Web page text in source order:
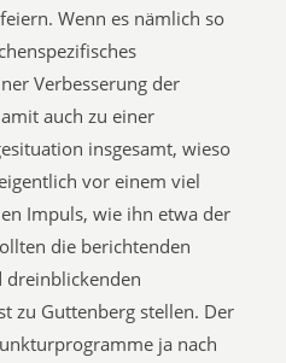
Wenn es nämlich so
Verbesserung der
auch zu einer
insgesamt, wieso
vor einem viel
Impuls, wie ihn etwa der
die berichtenden
dreinblickenden
zu Guttenberg stellen. Der
ja nach